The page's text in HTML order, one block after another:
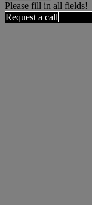
Please fill in all fields!
Request a call